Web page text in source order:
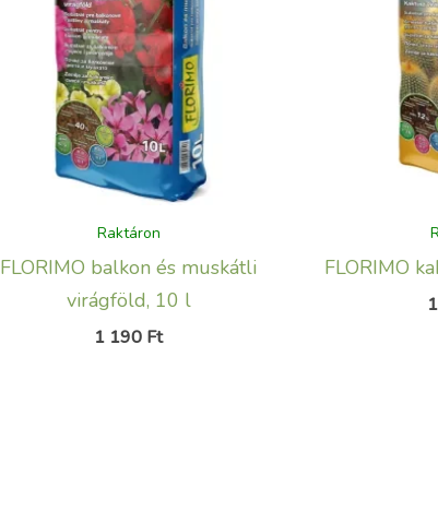
Raktáron
FLORIMO balkon és muskátli
virágföld, 10 l
1 190 Ft
FLORIMO